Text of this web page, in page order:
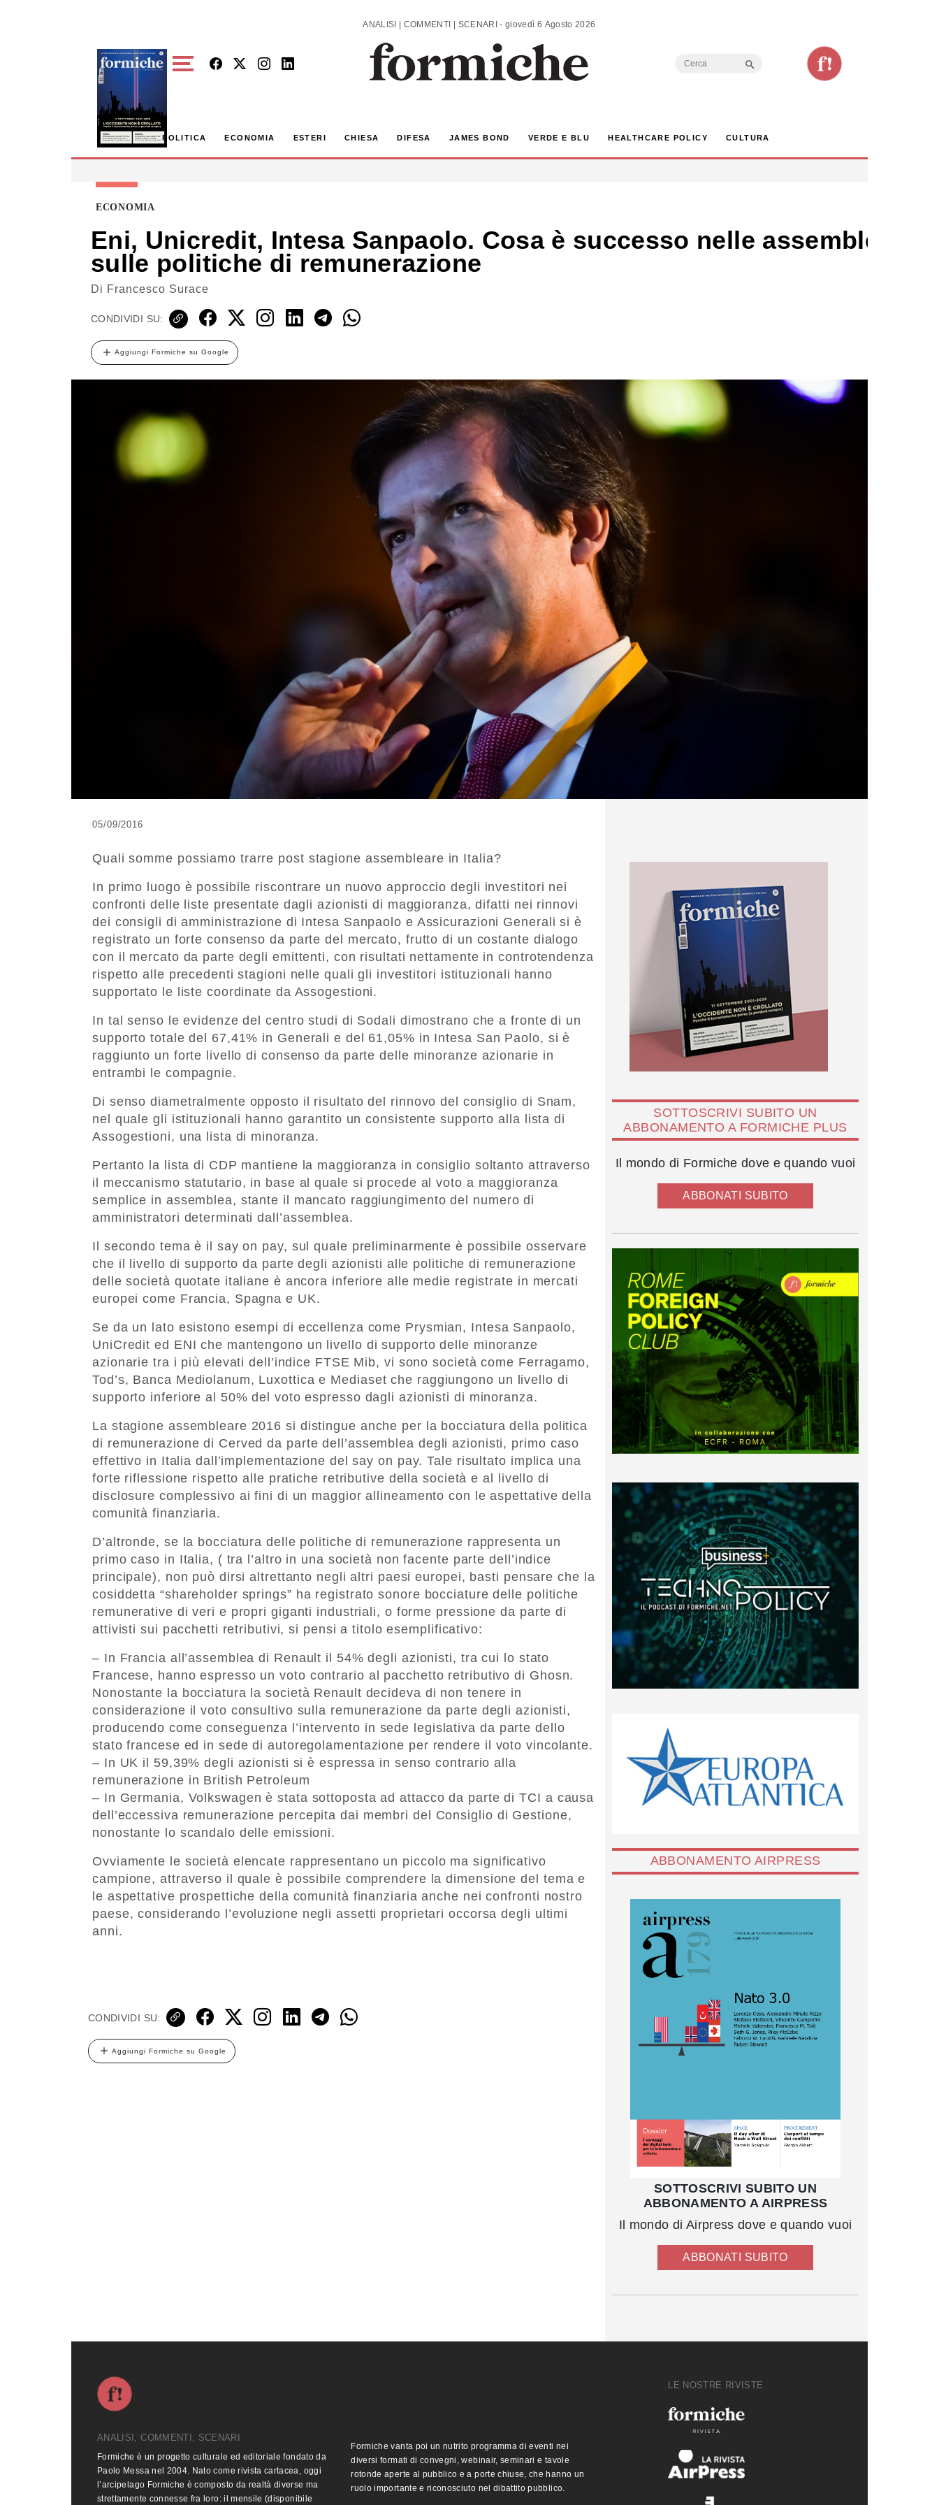
ANALISI | COMMENTI | SCENARI - giovedì 6 Agosto 2026
Search
POLITICA ECONOMIA ESTERI CHIESA DIFESA JAMES BOND VERDE E BLU HEALTHCARE POLICY CULTURA
ECONOMIA
Eni, Unicredit, Intesa Sanpaolo. Cosa è successo nelle assemblee
sulle politiche di remunerazione
Di Francesco Surace
CONDIVIDI SU:
Aggiungi Formiche su Google
05/09/2016
Quali somme possiamo trarre post stagione assembleare in Italia?
In primo luogo è possibile riscontrare un nuovo approccio degli investitori nei
confronti delle liste presentate dagli azionisti di maggioranza, difatti nei rinnovi
dei consigli di amministrazione di Intesa Sanpaolo e Assicurazioni Generali si è
registrato un forte consenso da parte del mercato, frutto di un costante dialogo
con il mercato da parte degli emittenti, con risultati nettamente in controtendenza
rispetto alle precedenti stagioni nelle quali gli investitori istituzionali hanno
supportato le liste coordinate da Assogestioni.
In tal senso le evidenze del centro studi di Sodali dimostrano che a fronte di un
supporto totale del 67,41% in Generali e del 61,05% in Intesa San Paolo, si è
raggiunto un forte livello di consenso da parte delle minoranze azionarie in
entrambi le compagnie.
Di senso diametralmente opposto il risultato del rinnovo del consiglio di Snam,
nel quale gli istituzionali hanno garantito un consistente supporto alla lista di
Assogestioni, una lista di minoranza.
Pertanto la lista di CDP mantiene la maggioranza in consiglio soltanto attraverso
il meccanismo statutario, in base al quale si procede al voto a maggioranza
semplice in assemblea, stante il mancato raggiungimento del numero di
amministratori determinati dall’assemblea.
Il secondo tema è il say on pay, sul quale preliminarmente è possibile osservare
che il livello di supporto da parte degli azionisti alle politiche di remunerazione
delle società quotate italiane è ancora inferiore alle medie registrate in mercati
europei come Francia, Spagna e UK.
Se da un lato esistono esempi di eccellenza come Prysmian, Intesa Sanpaolo,
UniCredit ed ENI che mantengono un livello di supporto delle minoranze
azionarie tra i più elevati dell’indice FTSE Mib, vi sono società come Ferragamo,
Tod’s, Banca Mediolanum, Luxottica e Mediaset che raggiungono un livello di
supporto inferiore al 50% del voto espresso dagli azionisti di minoranza.
La stagione assembleare 2016 si distingue anche per la bocciatura della politica
di remunerazione di Cerved da parte dell’assemblea degli azionisti, primo caso
effettivo in Italia dall’implementazione del say on pay. Tale risultato implica una
forte riflessione rispetto alle pratiche retributive della società e al livello di
disclosure complessivo ai fini di un maggior allineamento con le aspettative della
comunità finanziaria.
D’altronde, se la bocciatura delle politiche di remunerazione rappresenta un
primo caso in Italia, ( tra l’altro in una società non facente parte dell’indice
principale), non può dirsi altrettanto negli altri paesi europei, basti pensare che la
cosiddetta “shareholder springs” ha registrato sonore bocciature delle politiche
remunerative di veri e propri giganti industriali, o forme pressione da parte di
attivisti sui pacchetti retributivi, si pensi a titolo esemplificativo:
– In Francia all’assemblea di Renault il 54% degli azionisti, tra cui lo stato
Francese, hanno espresso un voto contrario al pacchetto retributivo di Ghosn.
Nonostante la bocciatura la società Renault decideva di non tenere in
considerazione il voto consultivo sulla remunerazione da parte degli azionisti,
producendo come conseguenza l’intervento in sede legislativa da parte dello
stato francese ed in sede di autoregolamentazione per rendere il voto vincolante.
– In UK il 59,39% degli azionisti si è espressa in senso contrario alla
remunerazione in British Petroleum
– In Germania, Volkswagen è stata sottoposta ad attacco da parte di TCI a causa
dell’eccessiva remunerazione percepita dai membri del Consiglio di Gestione,
nonostante lo scandalo delle emissioni.
Ovviamente le società elencate rappresentano un piccolo ma significativo
campione, attraverso il quale è possibile comprendere la dimensione del tema e
le aspettative prospettiche della comunità finanziaria anche nei confronti nostro
paese, considerando l’evoluzione negli assetti proprietari occorsa degli ultimi
anni.
CONDIVIDI SU:
Aggiungi Formiche su Google
SOTTOSCRIVI SUBITO UN
ABBONAMENTO A FORMICHE PLUS
Il mondo di Formiche dove e quando vuoi
ABBONATI SUBITO
ABBONAMENTO AIRPRESS
SOTTOSCRIVI SUBITO UN
ABBONAMENTO A AIRPRESS
Il mondo di Airpress dove e quando vuoi
ABBONATI SUBITO
ANALISI, COMMENTI, SCENARI
Formiche è un progetto culturale ed editoriale fondato da
Paolo Messa nel 2004. Nato come rivista cartacea, oggi
l’arcipelago Formiche è composto da realtà diverse ma
strettamente connesse fra loro: il mensile (disponibile
Formiche vanta poi un nutrito programma di eventi nei
diversi formati di convegni, webinair, seminari e tavole
rotonde aperte al pubblico e a porte chiuse, che hanno un
ruolo importante e riconosciuto nel dibattito pubblico.
LE NOSTRE RIVISTE